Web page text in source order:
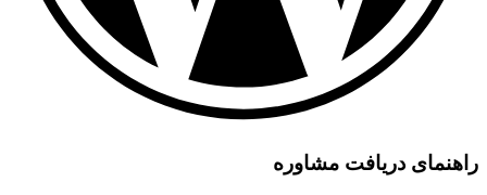
راهنمای دریافت مشاوره